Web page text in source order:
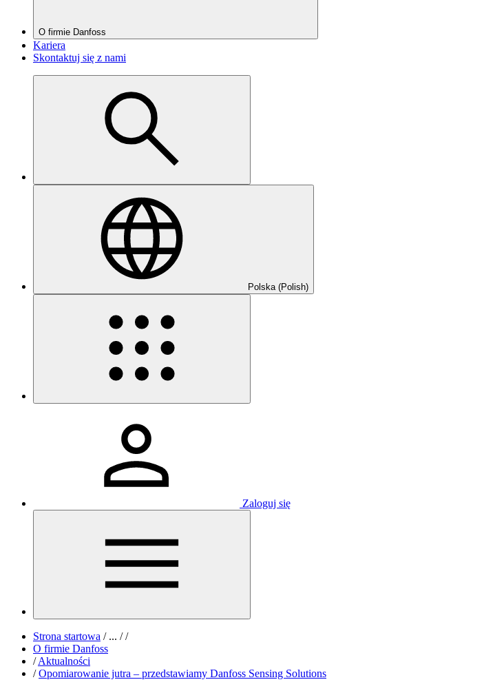
O firmie Danfoss
Kariera
Skontaktuj się z nami
Polska (Polish)
Zaloguj się
Strona startowa /... / /
O firmie Danfoss
/ Aktualności
/ Opomiarowanie jutra – przedstawiamy Danfoss Sensing Solutions